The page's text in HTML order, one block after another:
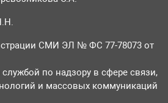
СМИ ЭЛ № ФС 77-78073 от
по надзору в сфере связи,
и массовых коммуникаций